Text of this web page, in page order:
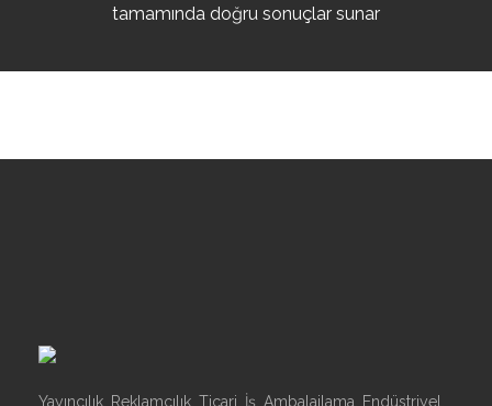
tamamında doğru sonuçlar sunar
Yayıncılık, Reklamcılık, Ticari, İş, Ambalajlama, Endüstriyel,